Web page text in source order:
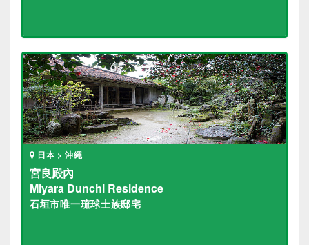
日本 > 沖繩
宮良殿內
Miyara Dunchi Residence
石垣市唯一琉球士族邸宅